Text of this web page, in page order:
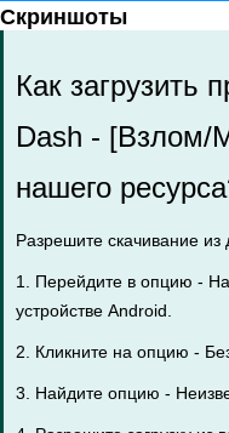
Скриншоты
Как загрузить
Dash - [Взлом/
нашего
Разрешите скачивание из
1. Перейдите в опцию -
устройстве Android.
2. Кликните на опцию -
3. Найдите опцию -